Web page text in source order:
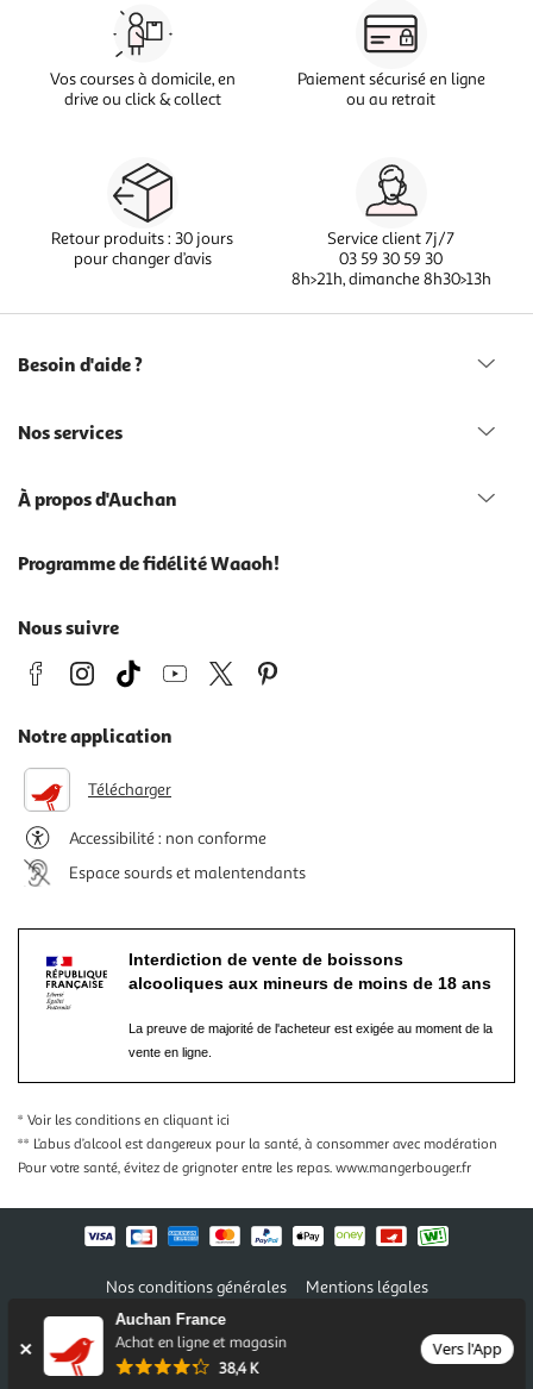
Auchan France
Achat en ligne et magasin
38,4 K
Vers l'App
Vos courses à domicile, en
drive ou click & collect
Paiement sécurisé en ligne
ou au retrait
Retour produits : 30 jours
pour changer d’avis
Service client 7j/7
03 59 30 59 30
8h>21h, dimanche 8h30>13h
Besoin d'aide ?
Nos services
À propos d'Auchan
Programme de fidélité Waaoh!
Nous suivre
Notre application
Télécharger
Accessibilité : non conforme
Espace sourds et malentendants
Interdiction de vente de boissons
alcooliques aux mineurs de moins de 18 ans
La preuve de majorité de l'acheteur est exigée au moment de la
vente en ligne.
* Voir les conditions en cliquant ici
** L’abus d’alcool est dangereux pour la santé, à consommer avec modération
Pour votre santé, évitez de grignoter entre les repas. www.mangerbouger.fr
Nos conditions générales
Mentions légales
Conditions des offres et promotions
Politique de confidentialité
Informations légales marketplace